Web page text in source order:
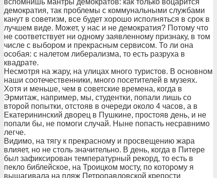
вспомнишь мантры демократов: как только воцарится
демократия, так проблемы с коммунальными службами
канут в советизм, все будет хорошо исполняться в срок в
лучшем виде. Может, у нас и не демократия? Потому что
не соответствует ни одному заявленному признаку, в том
числе с выбором и прекрасным сервисом. То ли она
особая: с налетом либерализма, то есть разруха в
квадрате.
Несмотря на жару, на улицах много туристов. В основном
наши соотечественники, много посетителей в музеях.
Хотя и меньше, чем в советские времена, когда в
Эрмитаж, например, мы, студентки, попали лишь со
второй попытки, отстояв в очереди около 4 часов, а в
Екатерининский дворец в Пушкине, простояв день, и не
попали бы, не помоги случай. Ныне попасть несравнимо
легче.
Видимо, на тягу к прекрасному и просвещению жара
влияет, но не столь значительно. В день, когда в Питере
был зафиксирован температурный рекорд, то есть в
пекло библейское, на Троицком мосту, по которому я
вышагивала на пляж Петропавловской крепости